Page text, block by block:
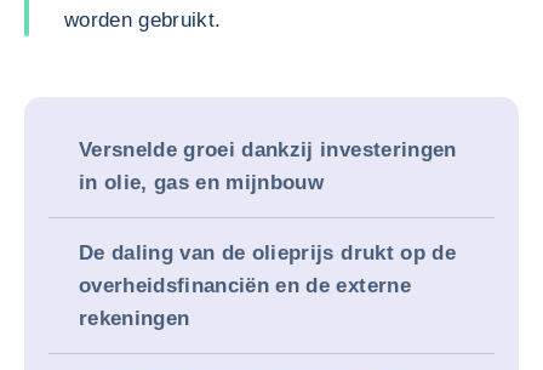
worden gebruikt.
Versnelde groei dankzij investeringen
in olie, gas en mijnbouw
De daling van de olieprijs drukt op de
overheidsfinanciën en de externe
rekeningen